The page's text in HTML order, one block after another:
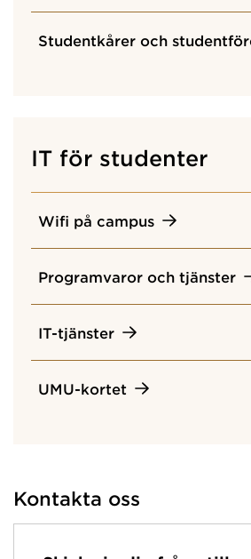
Studentkårer och
IT för studenter
Wifi på campus
Programvaror och tjänster
IT-tjänster
UMU-kortet
Kontakta oss